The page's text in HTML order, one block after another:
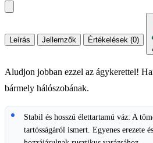
Leírás Jellemzők
Értékelések (0)
Aludjon jobban ezzel az ágykerettel!
bármely hálószobának.
Stabil és hosszú élettartamú váz: A
tartósságáról ismert. Egyenes erezete